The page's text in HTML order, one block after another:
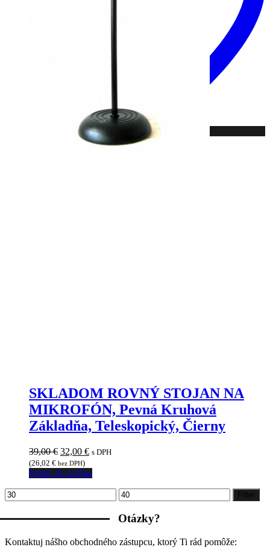
SKLADOM ROVNÝ STOJAN NA
MIKROFÓN, Pevná Kruhová
Základňa, Teleskopický, Čierny
39,00€ Pôvodná
cena
bola:
32,00 €Aktuálna
je:
s DPH
(26,02 € bez DPH)
Pridať do košíka
Minimálna
cena
Maximálna
cena
Filter
Otázky?
Kontaktuj nášho obchodného zástupcu, ktorý Ti rád pomôže: